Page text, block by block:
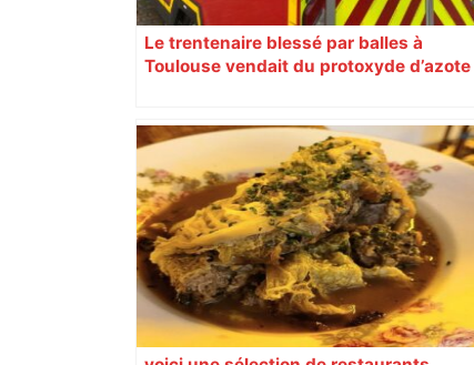
Le trentenaire blessé par balles à
Toulouse vendait du protoxyde d’azote